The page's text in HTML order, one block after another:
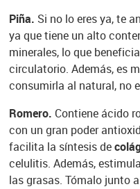
Piña. Si no lo eres ya, te
ya que tiene un alto
minerales, lo que
circulatorio. Además, es
consumirla al natural, no
Romero. Contiene ácido
con un gran poder
facilita la síntesis de
celulitis. Además,
las grasas. Tómalo junto